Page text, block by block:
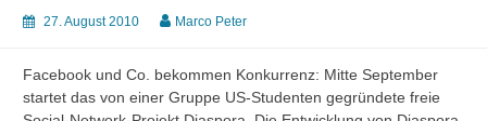
27. August 2010 Marco Peter
Facebook und Co. bekommen Konkurrenz: Mitte September
startet das von einer Gruppe US-Studenten gegründete freie